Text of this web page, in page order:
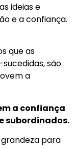
ideias e
e a confiança.
que as
são
a
a confiança
subordinados.
grandeza para